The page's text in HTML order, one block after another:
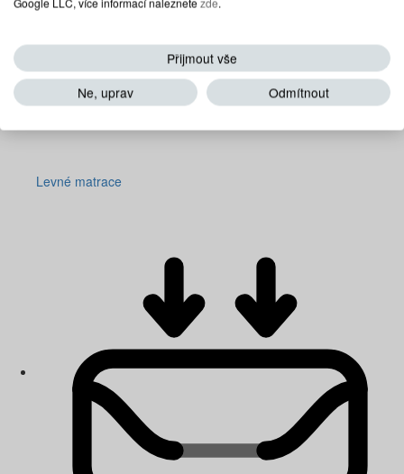
Levné matrace
Přijmout vše
Ne, uprav
Odmítnout